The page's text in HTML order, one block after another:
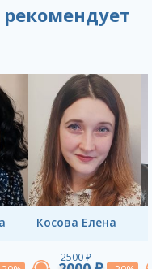
рекомендует
Косова Елена
2500 ₽